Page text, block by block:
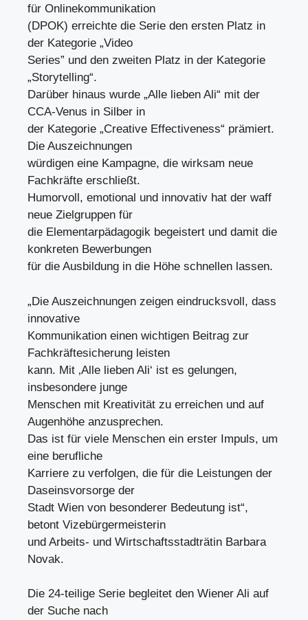
für Onlinekommunikation
(DPOK) erreichte die Serie den ersten Platz in
der Kategorie „Video
Series” und den zweiten Platz in der Kategorie
„Storytelling“.
Darüber hinaus wurde „Alle lieben Ali“ mit der
CCA-Venus in Silber in
der Kategorie „Creative Effectiveness“ prämiert.
Die Auszeichnungen
würdigen eine Kampagne, die wirksam neue
Fachkräfte erschließt.
Humorvoll, emotional und innovativ hat der waff
neue Zielgruppen für
die Elementarpädagogik begeistert und damit die
konkreten Bewerbungen
für die Ausbildung in die Höhe schnellen lassen.
„Die Auszeichnungen zeigen eindrucksvoll, dass
innovative
Kommunikation einen wichtigen Beitrag zur
Fachkräftesicherung leisten
kann. Mit ‚Alle lieben Ali‘ ist es gelungen,
insbesondere junge
Menschen mit Kreativität zu erreichen und auf
Augenhöhe anzusprechen.
Das ist für viele Menschen ein erster Impuls, um
eine berufliche
Karriere zu verfolgen, die für die Leistungen der
Daseinsvorsorge der
Stadt Wien von besonderer Bedeutung ist“,
betont Vizebürgermeisterin
und Arbeits- und Wirtschaftsstadträtin Barbara
Novak.
Die 24-teilige Serie begleitet den Wiener Ali auf
der Suche nach